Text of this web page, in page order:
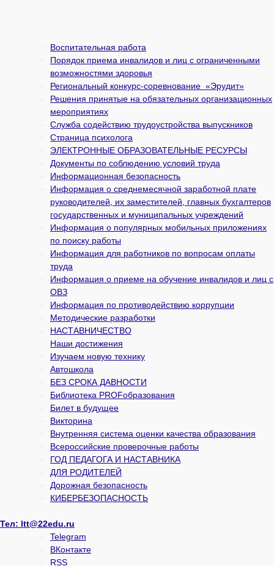
Воспитательная работа
Порядок приема инвалидов и лиц с ограниченными
возможностями здоровья
Региональный конкурс-соревнование «Эрудит»
Решения принятые на обязательных организационных
мероприятиях
Служба содействию трудоустройства выпускников
Страница психолога
ЭЛЕКТРОННЫЕ ОБРАЗОВАТЕЛЬНЫЕ РЕСУРСЫ
Документы по соблюдению условий труда
Информационная безопасность
Информация о среднемесячной заработной плате
руководителей, их заместителей, главных бухгалтеров
государственных и муни­ципальных учреждений
Информация о популярных мобильных приложениях
по поиску работы
Информация для работников по вопросам оплаты
труда
Информация о приеме на обучение инвалидов и лиц с
ОВЗ
Информация по противодействию коррупции
Методические разработки
НАСТАВНИЧЕСТВО
Наши достижения
Изучаем новую технику
Автошкола
БЕЗ СРОКА ДАВНОСТИ
Библиотека PROFобразования
Билет в будущее
Викторина
Внутренняя система оценки качества образования
Всероссийские проверочные работы
ГОД ПЕДАГОГА И НАСТАВНИКА
ДЛЯ РОДИТЕЛЕЙ
Дорожная безопасность
КИБЕРБЕЗОПАСНОСТЬ
Тел: ltt@22edu.ru
Telegram
ВКонтакте
RSS